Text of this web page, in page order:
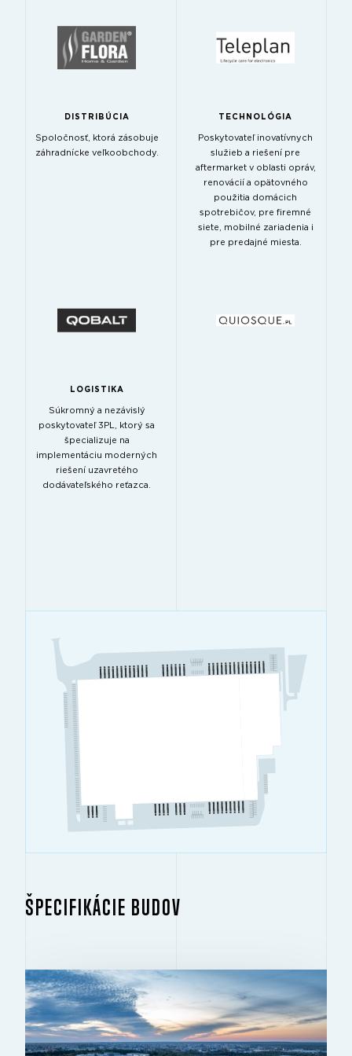
DISTRIBÚCIA
Spoločnosť, ktorá zásobuje
záhradnícke veľkoobchody.
TECHNOLÓGIA
Poskytovateľ inovatívnych
služieb a riešení pre
aftermarket v oblasti opráv,
renovácií a opätovného
použitia domácich
spotrebičov, pre firemné
siete, mobilné zariadenia i
pre predajné miesta.
LOGISTIKA
Súkromný a nezávislý
poskytovateľ 3PL, ktorý sa
špecializuje na
implementáciu moderných
riešení uzavretého
dodávateľského reťazca.
ŠPECIFIKÁCIE BUDOV
BUDOVA 1
46 614 M